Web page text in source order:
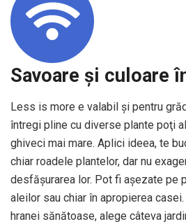
Savoare şi culoare
Less is more e valabil şi pentru
întregi pline cu diverse plante poţi
ghiveci mai mare. Aplici ideea, te
chiar roadele plantelor, dar nu
desfăşurarea lor. Pot fi aşezate pe
aleilor sau chiar în apropierea
hranei sănătoase, alege câteva